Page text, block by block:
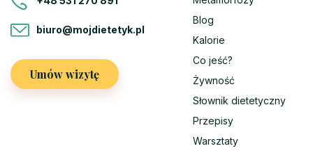
biuro@mojdietetyk.pl
Umów wizytę
Blog
Kalorie
Co jeść?
Żywność
Słownik dietetyczny
Przepisy
Warsztaty